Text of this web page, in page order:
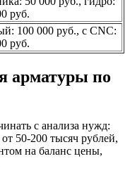
руб.
100 000 руб., с CNC:
руб.
арматуры по
с анализа нужд:
50-200 тысяч рублей,
на баланс цены,